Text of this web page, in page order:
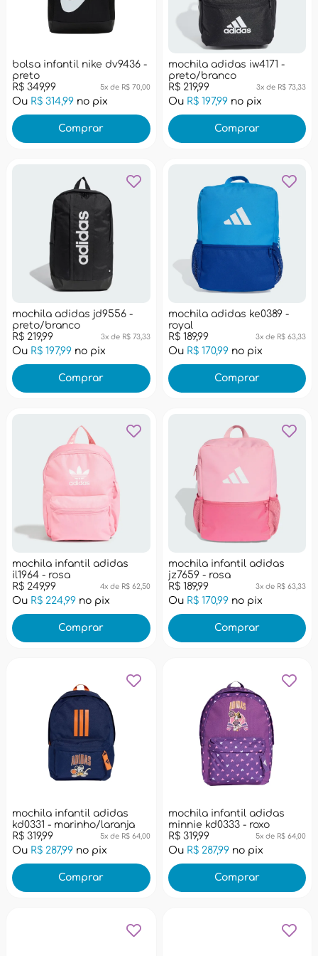
bolsa infantil nike dv9436 -
preto
R$ 349,99
5x de R$ 70,00
Ou R$ 314,99 no pix
Comprar
mochila adidas iw4171 -
preto/branco
R$ 219,99
3x de R$ 73,33
Ou R$ 197,99no pix
Comprar
mochila adidas jd9556 -
preto/branco
R$ 219,99
3x de R$ 73,33
Ou R$ 197,99 no pix
Comprar
mochila adidas ke0389 -
royal
R$ 189,99
3x de R$ 63,33
Ou R$ 170,99no pix
Comprar
mochila infantil adidas
il1964 - rosa
R$ 249,99
4x de R$ 62,50
Ou R$ 224,99 no pix
Comprar
mochila infantil adidas
jz7659 - rosa
R$ 189,99
3x de R$ 63,33
Ou R$ 170,99no pix
Comprar
mochila infantil adidas
kd0331 - marinho/laranja
R$ 319,99
5x de R$ 64,00
Ou R$ 287,99 no pix
Comprar
mochila infantil adidas
minnie kd0333 - roxo
R$ 319,99
5x de R$ 64,00
Ou R$ 287,99no pix
Comprar